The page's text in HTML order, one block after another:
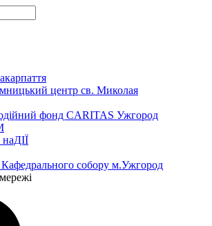
центр св. Миколая
фонд CARITAS Ужгород
Кафедрального собору м.Ужгород